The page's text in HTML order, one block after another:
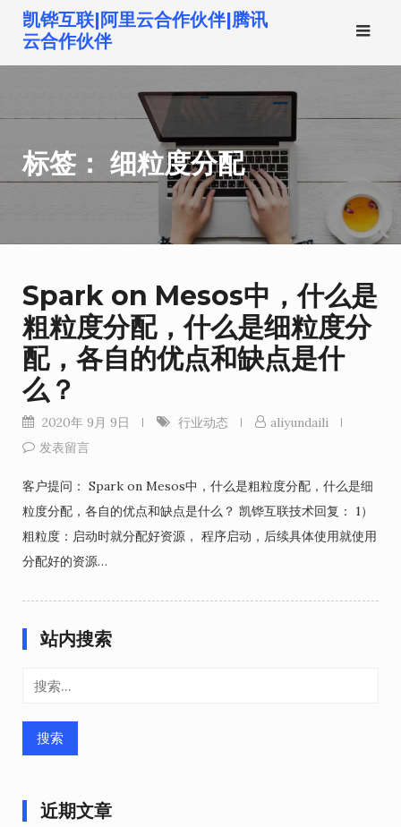
到
凯铧互联|阿里云合作伙伴|腾讯
云合作伙伴
标签： 细粒度分配
Spark on Mesos中，什么是
粗粒度分配，什么是细粒度分
配，各自的优点和缺点是什
么？
2020年 9月 9日 行业动态
aliyundaili
发表留言
客户提问： Spark on Mesos中，什么是粗粒度分配，什么是细
粒度分配，各自的优点和缺点是什么？ 凯铧互联技术回复： 1）
粗粒度：启动时就分配好资源， 程序启动，后续具体使用就使用
分配好的资源…
站内搜索
近期文章